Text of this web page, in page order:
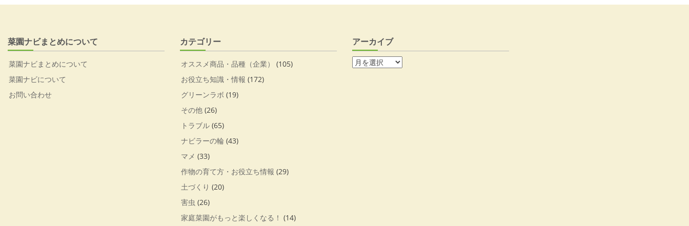
菜園ナビまとめについて
菜園ナビまとめについて
菜園ナビについて
お問い合わせ
カテゴリー
オススメ商品・品種（企業）
(105)
お役立ち知識・情報 (172)
グリーンラボ (19)
その他 (26)
トラブル (65)
ナビラーの輪 (43)
マメ (33)
作物の育て方・お役立ち情報 (29)
土づくり (20)
害虫 (26)
家庭菜園がもっと楽しくなる！ (14)
アーカイブ